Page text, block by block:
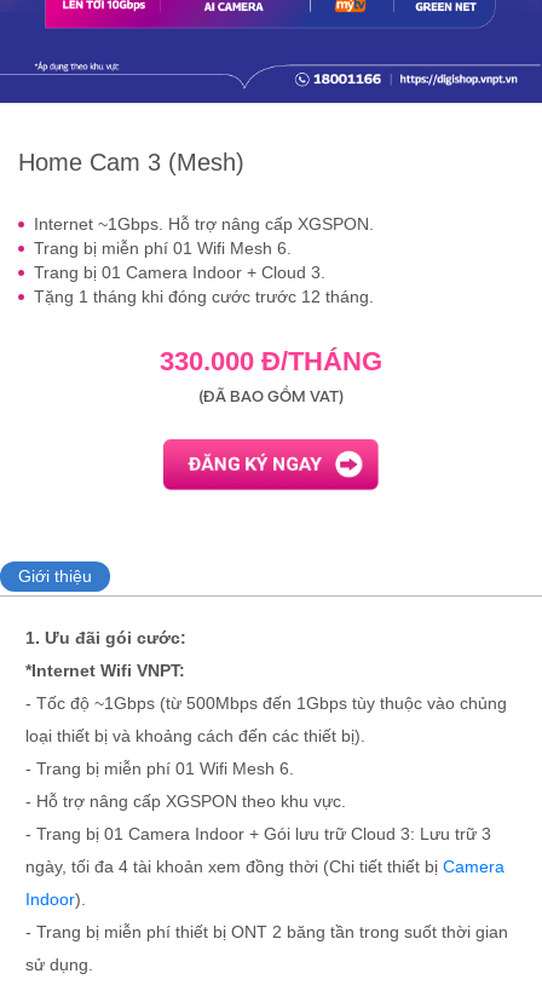
Home Cam 3 (Mesh)
Internet ~1Gbps. Hỗ trợ nâng cấp XGSPON.
Trang bị miễn phí 01 Wifi Mesh 6.
Trang bị 01 Camera Indoor + Cloud 3.
Tặng 1 tháng khi đóng cước trước 12 tháng.
330.000 Đ/THÁNG
(ĐÃ BAO GỒM VAT)
Giới thiệu
1. Ưu đãi gói cước:
*Internet Wifi VNPT:
- Tốc độ ~1Gbps (từ 500Mbps đến 1Gbps tùy thuộc vào chủng
loại thiết bị và khoảng cách đến các thiết bị).
- Trang bị miễn phí 01 Wifi Mesh 6.
- Hỗ trợ nâng cấp XGSPON theo khu vực.
- Trang bị 01 Camera Indoor + Gói lưu trữ Cloud 3: Lưu trữ 3
ngày, tối đa 4 tài khoản xem đồng thời (Chi tiết thiết bị Camera
Indoor).
- Trang bị miễn phí thiết bị ONT 2 băng tần trong suốt thời gian
sử dụng.